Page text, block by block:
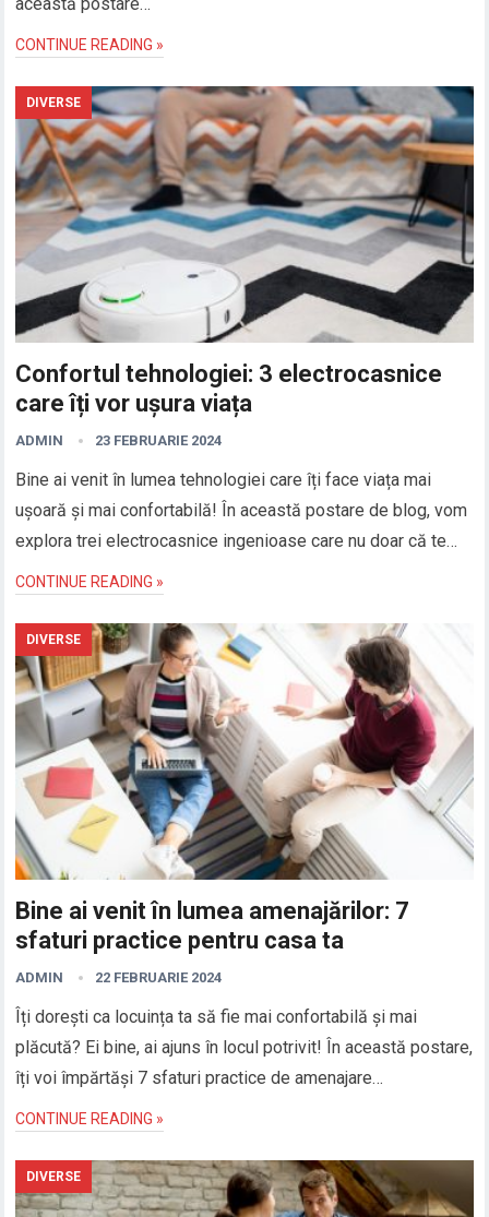
această postare…
CONTINUE READING »
DIVERSE
Confortul tehnologiei: 3 electrocasnice
care îți vor ușura viața
ADMIN 23 FEBRUARIE 2024
Bine ai venit în lumea tehnologiei care îți face viața mai
ușoară și mai confortabilă! În această postare de blog, vom
explora trei electrocasnice ingenioase care nu doar că te…
CONTINUE READING »
DIVERSE
Bine ai venit în lumea amenajărilor: 7
sfaturi practice pentru casa ta
ADMIN 22 FEBRUARIE 2024
Îți dorești ca locuința ta să fie mai confortabilă și mai
plăcută? Ei bine, ai ajuns în locul potrivit! În această postare,
îți voi împărtăși 7 sfaturi practice de amenajare…
CONTINUE READING »
DIVERSE